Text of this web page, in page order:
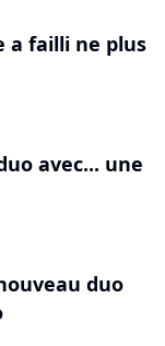
a failli ne plus
avec... une
duo